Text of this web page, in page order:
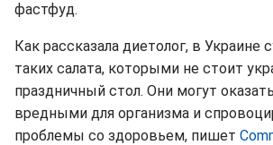
фастфуд.
Как рассказала диетолог, в Украине
таких салата, которыми не стоит
праздничный стол. Они могут
вредными для организма и
проблемы со здоровьем, пишет